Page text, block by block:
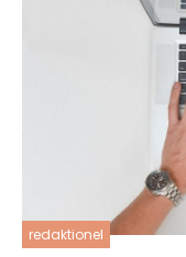
redaktionel